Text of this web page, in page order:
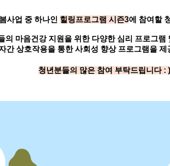
사업 중 하나인 힐링프로그램 시즌3에 참여할
의 마음건강 지원을 위한 다양한 심리 프로그램
간 상호작용을 통한 사회성 향상 프로그램을 제
청년분들의 많은 참여 부탁드립니다 : )